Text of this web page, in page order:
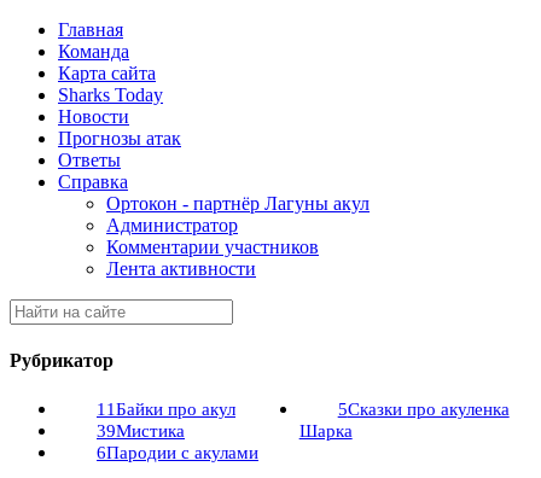
Главная
Команда
Карта сайта
Sharks Today
Новости
Прогнозы атак
Ответы
Справка
Ортокон - партнёр Лагуны акул
Администратор
Комментарии участников
Лента активности
Рубрикатор
11Байки про акул
39Мистика
6Пародии с акулами
5Сказки про акуленка
Шарка